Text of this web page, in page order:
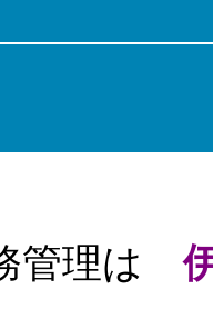
管理は